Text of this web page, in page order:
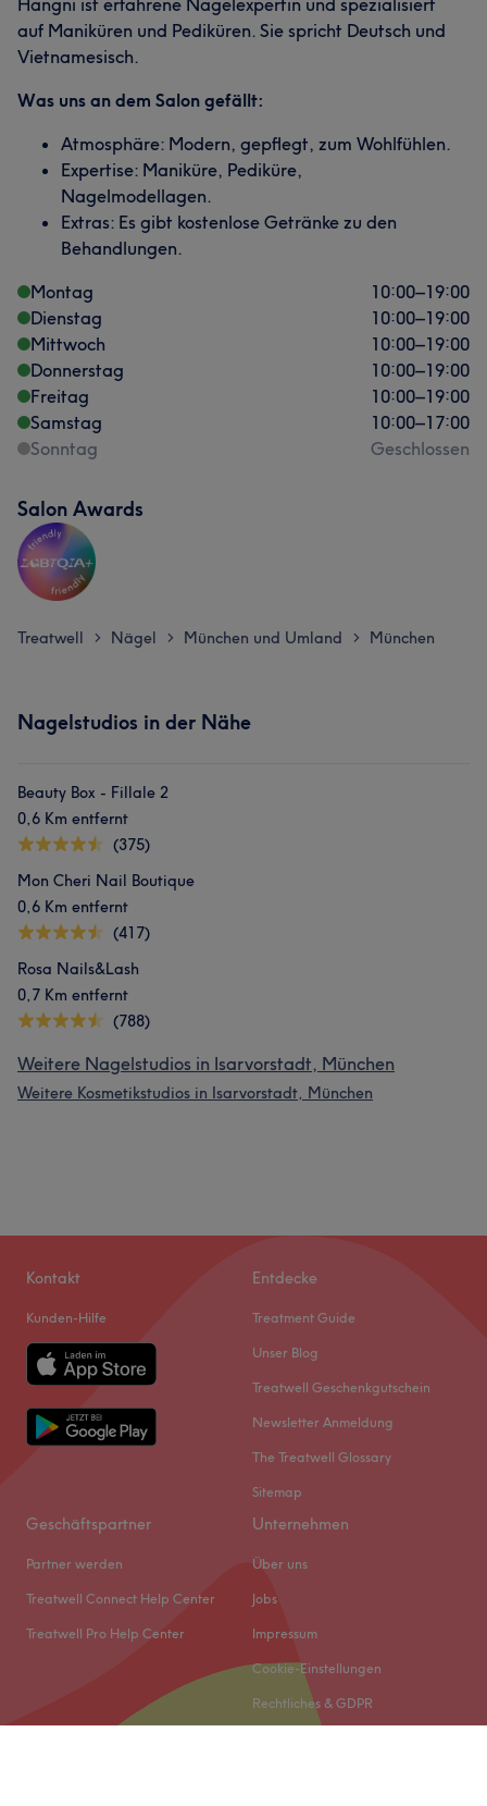
Hangni ist erfahrene Nagelexpertin und spezialisiert
auf Maniküren und Pediküren. Sie spricht Deutsch und
Vietnamesisch.
Was uns an dem Salon gefällt:
Atmosphäre: Modern, gepflegt, zum Wohlfühlen.
Expertise: Maniküre, Pediküre,
Nagelmodellagen.
Extras: Es gibt kostenlose Getränke zu den
Behandlungen.
Montag
10:00–19:00
Dienstag
10:00–19:00
Mittwoch
10:00–19:00
Donnerstag
10:00–19:00
Freitag
10:00–19:00
Samstag
10:00–17:00
Sonntag
Geschlossen
Salon Awards
Treatwell > Nägel > München und Umland > München
Nagelstudios in der Nähe
Beauty Box - Fillale 2
0,6 Km entfernt
(375)
Mon Cheri Nail Boutique
0,6 Km entfernt
(417)
Rosa Nails&Lash
0,7 Km entfernt
(788)
Weitere Nagelstudios in Isarvorstadt, München
Weitere Kosmetikstudios in Isarvorstadt, München
Kontakt
Kunden-Hilfe
Entdecke
Treatment Guide
Unser Blog
Treatwell Geschenkgutschein
Newsletter Anmeldung
The Treatwell Glossary
Sitemap
Geschäftspartner
Partner werden
Treatwell Connect Help Center
Treatwell Pro Help Center
Unternehmen
Über uns
Jobs
Impressum
Cookie-Einstellungen
Rechtliches & GDPR